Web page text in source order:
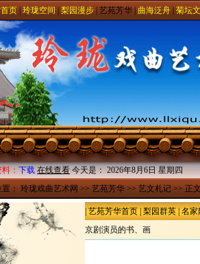
页 玲珑空间 梨园漫步 艺苑芳华 曲海泛舟 菊坛
料：下载 在线查看今天是：2026年8月6日 星期四
置：玲珑戏曲艺术网>>艺苑芳华>>艺文札记>> 正
艺苑芳华首页 梨园群英 名
京剧演员的书、画